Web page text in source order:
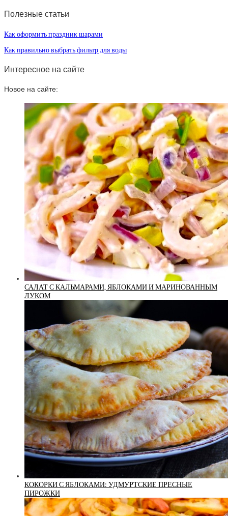
Полезные статьи
Как оформить праздник шарами
Как правильно выбрать фильтр для воды
Интересное на сайте
Новое на сайте:
САЛАТ С КАЛЬМАРАМИ, ЯБЛОКАМИ И МАРИНОВАННЫМ
ЛУКОМ
КОКОРКИ С ЯБЛОКАМИ: УДМУРТСКИЕ ПРЕСНЫЕ
ПИРОЖКИ